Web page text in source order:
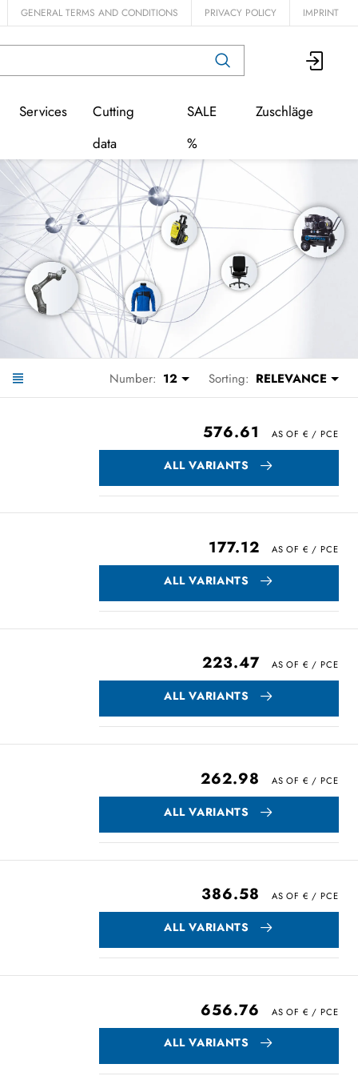
GENERAL TERMS AND CONDITIONS PRIVACY POLICY IMPRINT
Services
Cutting
data
SALE
%
Zuschläge
Number: 12 Sorting: RELEVANCE
576.61
ALL VARIANTS
177.12
ALL VARIANTS
223.47
ALL VARIANTS
262.98
ALL VARIANTS
386.58
ALL VARIANTS
656.76
ALL VARIANTS